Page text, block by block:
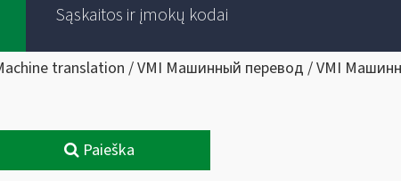
Sąskaitos ir įmokų kodai
translation / VMI Машинный перевод / VMI
Paieška